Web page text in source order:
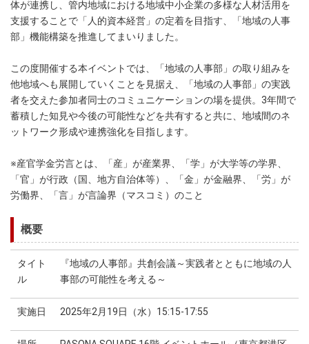
体が連携し、管内地域における地域中小企業の多様な人材活用を
支援することで「人的資本経営」の定着を目指す、「地域の人事
部」機能構築を推進してまいりました。
この度開催する本イベントでは、「地域の人事部」の取り組みを
他地域へも展開していくことを見据え、「地域の人事部」の実践
者を交えた参加者同士のコミュニケーションの場を提供。3年間で
蓄積した知見や今後の可能性などを共有すると共に、地域間のネ
ットワーク形成や連携強化を目指します。
※産官学金労言とは、「産」が産業界、「学」が大学等の学界、
「官」が行政（国、地方自治体等）、「金」が金融界、「労」が
労働界、「言」が言論界（マスコミ）のこと
概要
タイト
ル
『地域の人事部』共創会議～実践者とともに地域の人
事部の可能性を考える～
実施日 2025年2月19日（水）15:15-17:55